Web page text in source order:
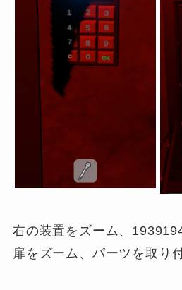
右の装置をズーム、
扉をズーム、パーツを取り